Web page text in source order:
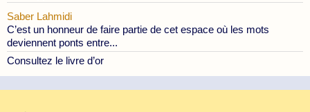
Saber Lahmidi
C’est un honneur de faire partie de cet espace où les mots
deviennent ponts entre...
Consultez le livre d’or